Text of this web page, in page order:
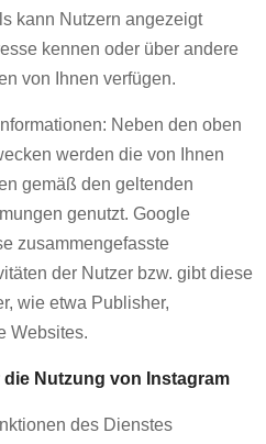
kann Nutzern angezeigt
kennen oder über andere
von Ihnen verfügen.
Neben den oben
werden die von Ihnen
gemäß den geltenden
genutzt. Google
zusammengefasste
der Nutzer bzw. gibt diese
wie etwa Publisher,
Websites.
Nutzung von Instagram
des Dienstes